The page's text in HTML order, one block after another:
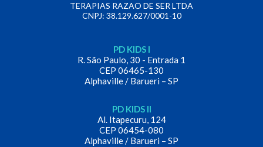
TERAPIAS RAZAO DE SER LTDA
CNPJ: 38.129.627/0001-10
PD KIDS I
R. São Paulo, 30 - Entrada 1
CEP 06465-130
Alphaville / Barueri – SP
PD KIDS II
Al. Itapecuru, 124
CEP 06454-080
Alphaville / Barueri – SP